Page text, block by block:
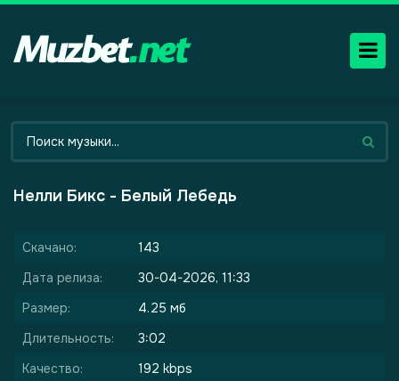
Нелли Бикс - Белый Лебедь
Скачано:
143
Дата релиза:
30-04-2026, 11:33
Размер:
4.25 мб
Длительность:
3:02
Качество:
192 kbps